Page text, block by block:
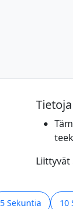
Liittyvät
5 Sekuntia 10